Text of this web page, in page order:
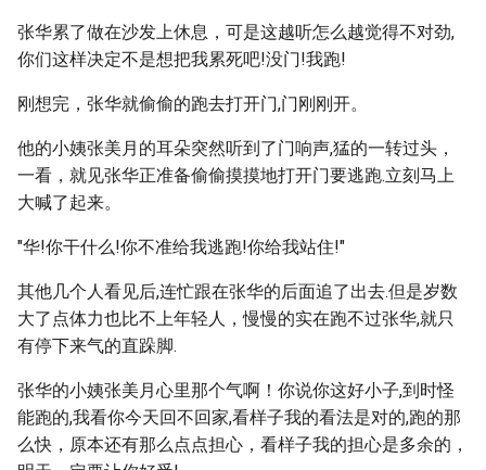
张华累了做在沙发上休息，可是这越听怎么越觉得不对劲,
你们这样决定不是想把我累死吧!没门!我跑!
刚想完，张华就偷偷的跑去打开门,门刚刚开。
他的小姨张美月的耳朵突然听到了门响声,猛的一转过头，
一看，就见张华正准备偷偷摸摸地打开门要逃跑.立刻马上
大喊了起来。
"华!你干什么!你不准给我逃跑!你给我站住!"
其他几个人看见后,连忙跟在张华的后面追了出去.但是岁数
大了点体力也比不上年轻人，慢慢的实在跑不过张华,就只
有停下来气的直跺脚.
张华的小姨张美月心里那个气啊！你说你这好小子,到时怪
能跑的,我看你今天回不回家,看样子我的看法是对的,跑的那
么快，原本还有那么点点担心，看样子我的担心是多余的，